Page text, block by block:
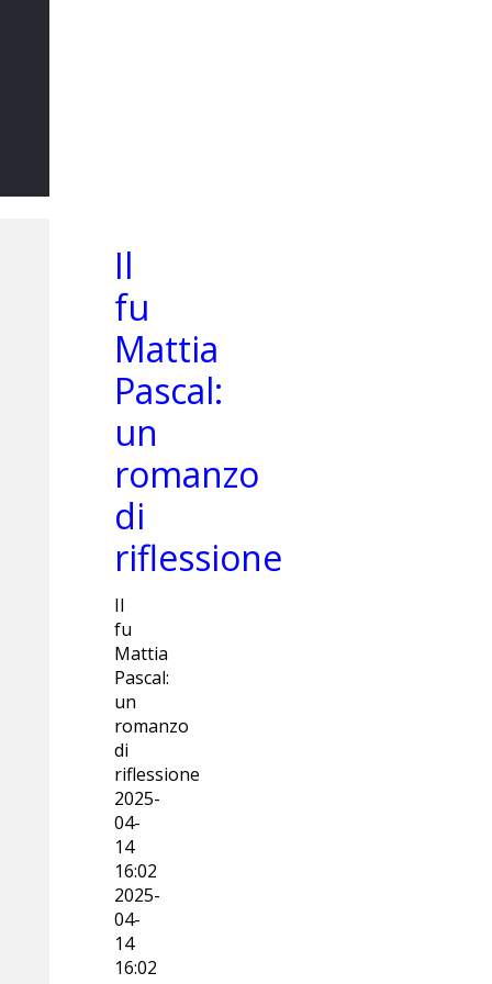
Il
fu
Mattia
Pascal:
un
romanzo
di
riflessione
Il
fu
Mattia
Pascal:
un
romanzo
di
riflessione
2025-
04-
14
16:02
2025-
04-
14
16:02